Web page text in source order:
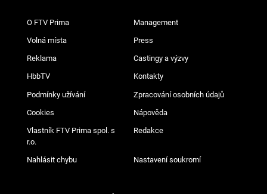
O FTV Prima Management
Volná místa Press
Reklama Castingy a výzvy
HbbTV Kontakty
Podmínky užívání Zpracování osobních údajů
Cookies Nápověda
Vlastník FTV Prima spol. s
r.o.
Redakce
Nahlásit chybu Nastavení soukromí